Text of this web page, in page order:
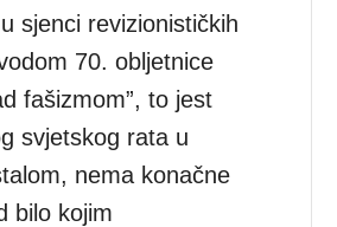
sjenci revizionističkih
70. obljetnice
fašizmom”, to jest
svjetskog rata u
nema konačne
bilo kojim